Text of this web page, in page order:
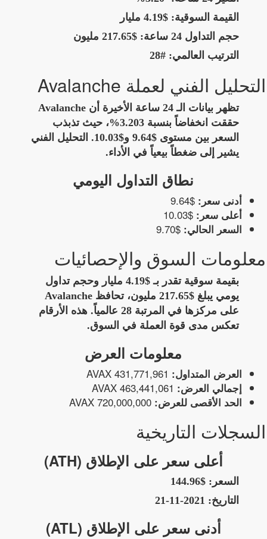
القيمة السوقية: $4.19 مليار
حجم التداول 24 ساعة:
$217.65 مليون
الترتيب العالمي: #28
التحليل الفني لعملة Avalanche
تظهر بيانات الـ 24 ساعة الأخيرة أن Avalanche
حققت انخفاضاً بنسبة 3.203%، حيث تذبذب
السعر بين مستوى $9.64 و$10.03. التحليل الفني
يشير إلى ضغطاً بيعياً في الأداء.
نطاق التداول اليومي
أدنى سعر: $9.64
أعلى سعر: $10.03
السعر الحالي: $9.70
معلومات السوق والإحصائيات
بقيمة سوقية تقدر بـ $4.19 مليار وحجم تداول
يومي يبلغ $217.65 مليون، تحافظ Avalanche
على مركزها في المرتبة 28 عالمياً. هذه الأرقام
تعكس مدى قوة العملة في السوق.
معلومات العرض
العرض المتداول:
إجمالي العرض:
الحد الأقصى للعرض: 720,000,000 AVAX
السجلات التاريخية
أعلى سعر على الإطلاق (ATH)
السعر: $144.96
التاريخ:
أدنى سعر على الإطلاق (ATL)